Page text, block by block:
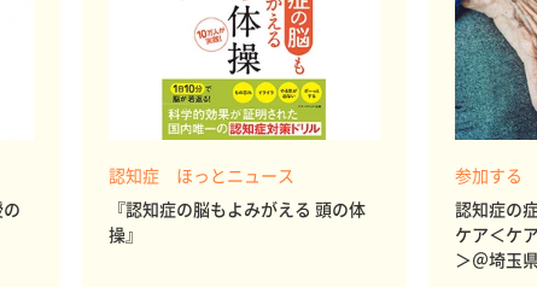
認知症 ほっとニュース
『認知症の脳もよみがえる 頭の体
操』
参加する
認知症の
ケア＜ケ
＞＠埼玉